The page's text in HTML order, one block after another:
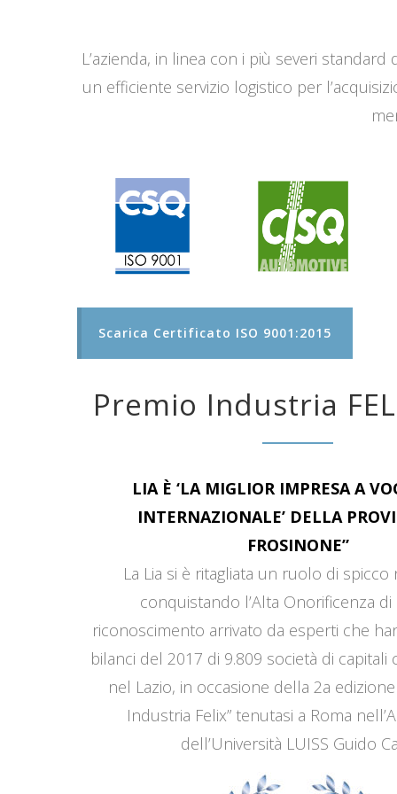
L’azienda, in linea con i più severi
un efficiente servizio logistico per
Scarica Certificato ISO 9001:2015
Premio Industria
LIA È ‘LA MIGLIOR IMPRESA A
INTERNAZIONALE’ DELLA
FROSINONE”
La Lia si è ritagliata un ruolo di
conquistando l’Alta Onorificenza di
riconoscimento arrivato da esperti che
bilanci del 2017 di 9.809 società di capitali
nel Lazio, in occasione della 2a
Industria Felix” tenutasi a Roma
dell’Università LUISS Guido